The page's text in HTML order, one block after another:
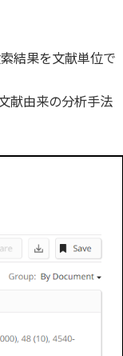
結果を文献単位で
献由来の分析手法